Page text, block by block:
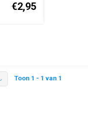
€2,95
Toon 1 - 1 van 1